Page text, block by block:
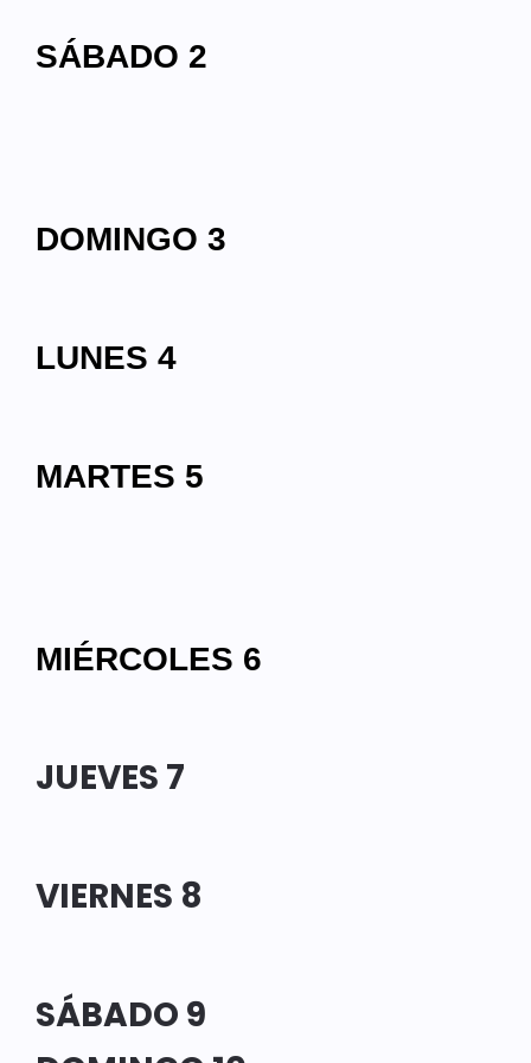
SÁBADO 2
DOMINGO 3
LUNES 4
MARTES 5
MIÉRCOLES 6
JUEVES 7
VIERNES 8
SÁBADO 9